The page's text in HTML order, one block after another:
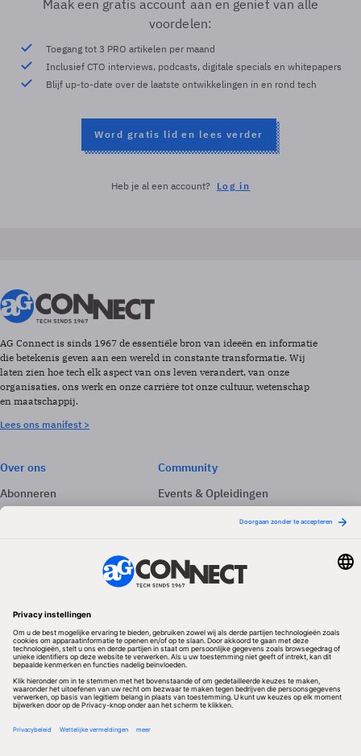
Maak een gratis account aan en geniet van alle
voordelen:
Toegang tot 3 PRO artikelen per maand
Inclusief CTO interviews, podcasts, digitale specials en whitepapers
Blijf up-to-date over de laatste ontwikkelingen in en rond tech
Word gratis lid en lees verder
Heb je al een account? Log in
AG Connect is sinds 1967 de essentiële bron van ideeën en informatie
die betekenis geven aan een wereld in constante transformatie. Wij
laten zien hoe tech elk aspect van ons leven verandert, van onze
organisaties, ons werk en onze carrière tot onze cultuur, wetenschap
en maatschappij.
Lees ons manifest >
Over ons
Abonneren
Adverteren
Community
Events & Opleidingen
Nieuwsbrieven
Volg ons
Redactionele partner